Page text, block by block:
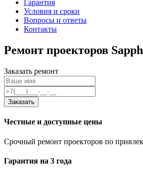
Гарантия
Условия и сроки
Вопросы и ответы
Контакты
Ремонт проекторов
Заказать ремонт
Заказать
Честные и доступные цены
Срочный ремонт проекторов по
Гарантия на 3 года